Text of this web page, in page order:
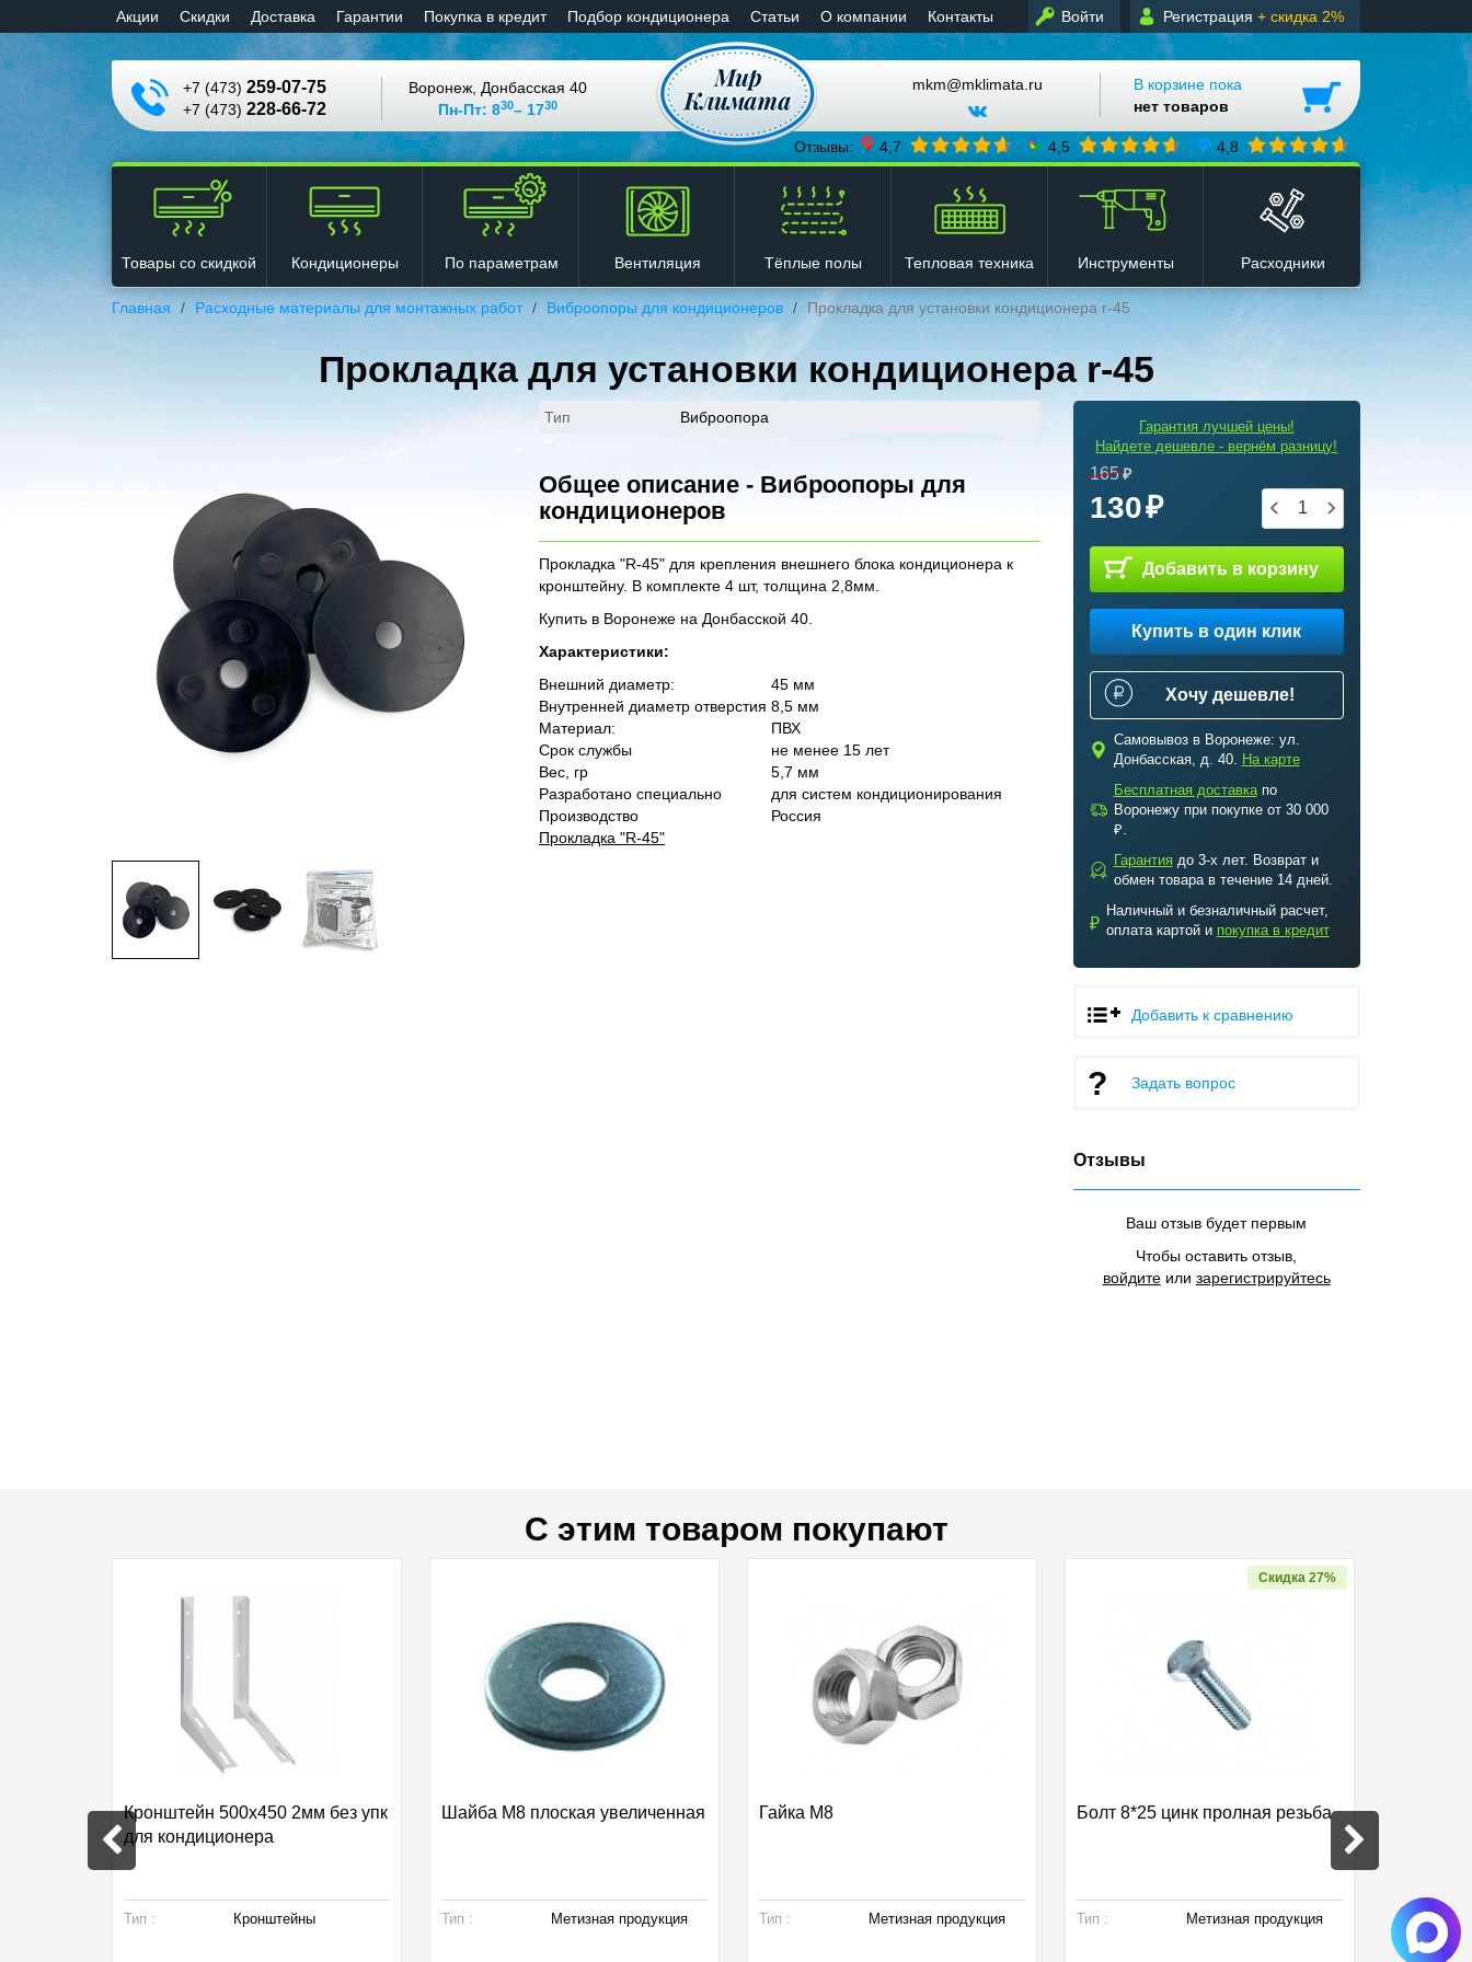
Войти Регистрация + скидка 2%
Aкции Cкидки Доставка Гарантии Покупка в кредит Подбор кондиционера Статьи О компании Контакты
+7 (473) 259-07-75
+7 (473) 228-66-72
Воронеж, Донбасская 40
Пн-Пт: 830– 1730
mkm@mklimata.ru
В корзине пока
нет товаров
Отзывы: 4,7 4,5 4,8
Товары со скидкой Кондиционеры По параметрам Вентиляция Тёплые полы Тепловая техника Инструменты Расходники
Главная Расходные материалы для монтажных работ Виброопоры для кондиционеров Прокладка для установки кондиционера r-45
Прокладка для установки кондиционера r-45
Гарантия лучшей цены!
Найдете дешевле - вернём разницу!
165
130
Добавить в корзину
Купить в один клик
Хочу дешевле!
c
Самовывоз в Воронеже: ул.
Донбасская, д. 40. На карте
a
Бесплатная доставкапо
Воронежу при покупке от 30 000
₽.
b
Гарантиядо 3-х лет. Возврат и
обмен товара в течение 14 дней.
₽
Наличный и безналичный расчет,
оплата картой и покупка в кредит
Добавить к сравнению
Задать вопрос
Тип Виброопора
Общее описание - Виброопоры для
кондиционеров
Прокладка "R-45" для крепления внешнего блока кондиционера к
кронштейну. В комплекте 4 шт, толщина 2,8мм.
Купить в Воронеже на Донбасской 40.
Характеристики:
Внешний диаметр:
45 мм
Внутренней диаметр отверстия 8,5 мм
Материал:
ПВХ
Срок службы
не менее 15 лет
Вес, гр
5,7 мм
Разработано специально
для систем кондиционирования
Производство
Россия
Прокладка "R-45"
Отзывы
Ваш отзыв будет первым
Чтобы оставить отзыв,
войдитеили зарегистрируйтесь
С этим товаром покупают
Кронштейн 500х450 2мм без упк
для кондиционера
Тип : Кронштейны
Шайба М8 плоская увеличенная
Тип : Метизная продукция
Гайка М8
Тип : Метизная продукция
Скидка 27%
Болт 8*25 цинк пролная резьба
Тип : Метизная продукция Тип :